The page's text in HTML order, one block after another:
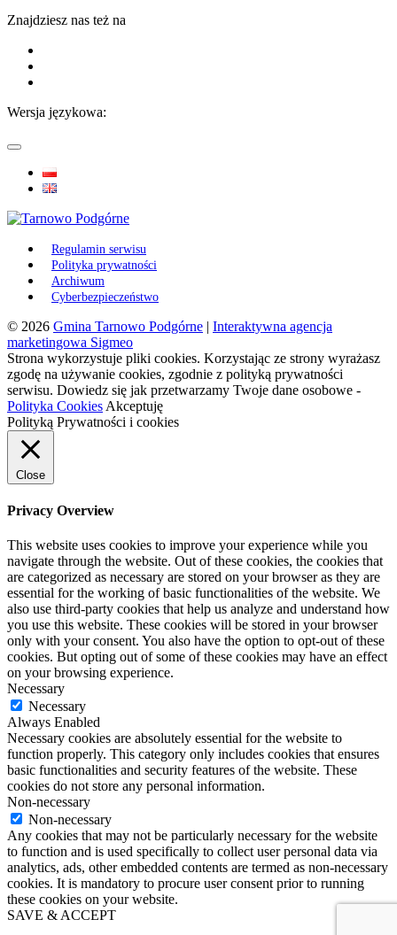
Znajdziesz nas też na
Wersja językowa:
Regulamin serwisu
Polityka prywatności
Archiwum
Cyberbezpieczeństwo
© 2026 Gmina Tarnowo Podgórne | Interaktywna agencja
marketingowa Sigmeo
Strona wykorzystuje pliki cookies. Korzystając ze strony wyrażasz
zgodę na używanie cookies, zgodnie z polityką prywatności
serwisu. Dowiedz się jak przetwarzamy Twoje dane osobowe -
Polityka Cookies Akceptuję
Polityką Prywatności i cookies
Close
Privacy Overview
This website uses cookies to improve your experience while you
navigate through the website. Out of these cookies, the cookies that
are categorized as necessary are stored on your browser as they are
essential for the working of basic functionalities of the website. We
also use third-party cookies that help us analyze and understand how
you use this website. These cookies will be stored in your browser
only with your consent. You also have the option to opt-out of these
cookies. But opting out of some of these cookies may have an effect
on your browsing experience.
Necessary
Necessary
Always Enabled
Necessary cookies are absolutely essential for the website to
function properly. This category only includes cookies that ensures
basic functionalities and security features of the website. These
cookies do not store any personal information.
Non-necessary
Non-necessary
Any cookies that may not be particularly necessary for the website
to function and is used specifically to collect user personal data via
analytics, ads, other embedded contents are termed as non-necessary
cookies. It is mandatory to procure user consent prior to running
these cookies on your website.
SAVE & ACCEPT